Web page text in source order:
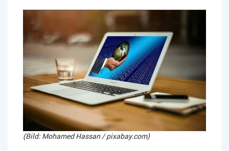
(Bild: Mohamed Hassan / pixabay.com)